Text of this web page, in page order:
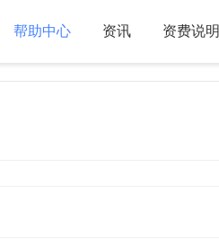
帮助中心 资讯 资费说明